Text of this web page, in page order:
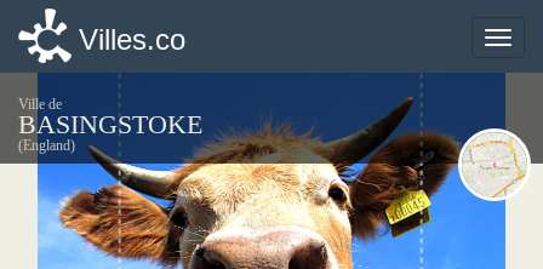
Toggle
Villes.co
Ville de
BASINGSTOKE
(England)
Toggle
Villes.co